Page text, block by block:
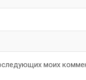
моих